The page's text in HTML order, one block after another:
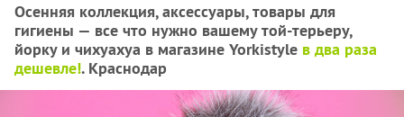
Осенняя коллекция, аксессуары, товары для
гигиены — все что нужно вашему той-терьеру,
йорку и чихуахуа в магазине Yorkistyle в два раза
дешевле!. Краснодар